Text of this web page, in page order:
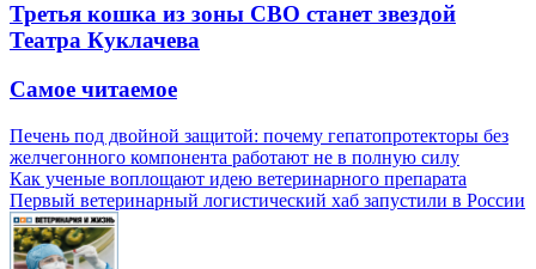
Третья кошка из зоны СВО станет звездой
Театра Куклачева
Самое читаемое
Печень под двойной защитой: почему гепатопротекторы без
желчегонного компонента работают не в полную силу
Как ученые воплощают идею ветеринарного препарата
Первый ветеринарный логистический хаб запустили в России